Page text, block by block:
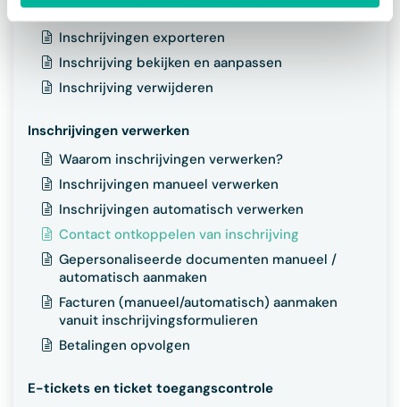
Communiceren met ingeschreven personen
Inschrijvingen exporteren
Inschrijving bekijken en aanpassen
Inschrijving verwijderen
Inschrijvingen verwerken
Waarom inschrijvingen verwerken?
Inschrijvingen manueel verwerken
Inschrijvingen automatisch verwerken
Contact ontkoppelen van inschrijving
Gepersonaliseerde documenten manueel /
automatisch aanmaken
Facturen (manueel/automatisch) aanmaken
vanuit inschrijvingsformulieren
Betalingen opvolgen
E-tickets en ticket toegangscontrole